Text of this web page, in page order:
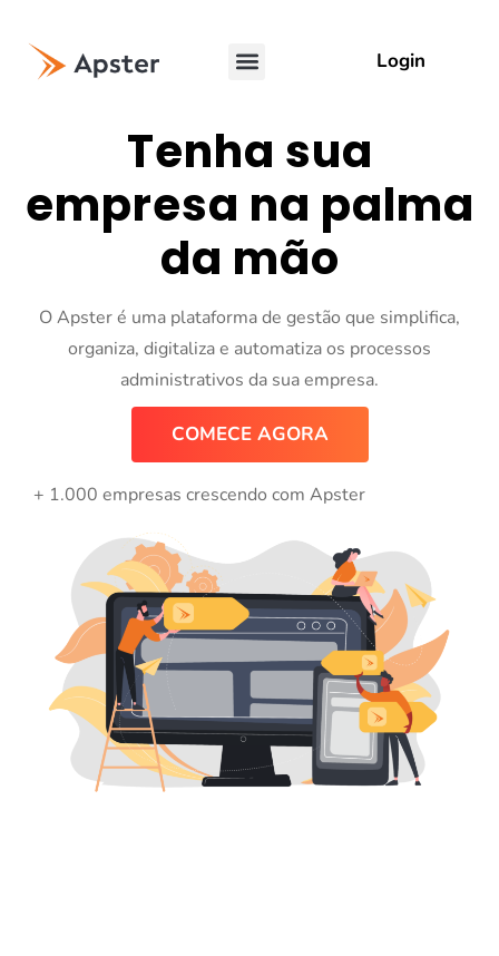
Login
Tenha sua
empresa na palma
da mão
O Apster é uma plataforma de gestão que simplifica,
organiza, digitaliza e automatiza os processos
administrativos da sua empresa.
COMECE AGORA
+ 1.000 empresas crescendo com Apster